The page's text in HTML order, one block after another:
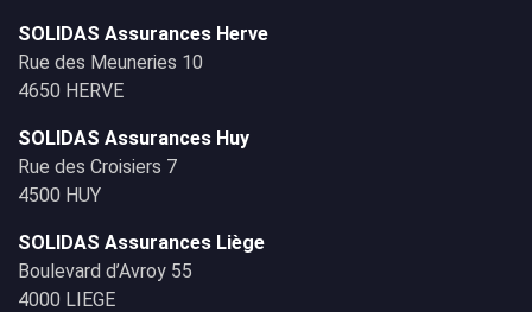
SOLIDAS Assurances Herve
Rue des Meuneries 10
4650 HERVE
SOLIDAS Assurances Huy
Rue des Croisiers 7
4500 HUY
SOLIDAS Assurances Liège
Boulevard d’Avroy 55
4000 LIEGE